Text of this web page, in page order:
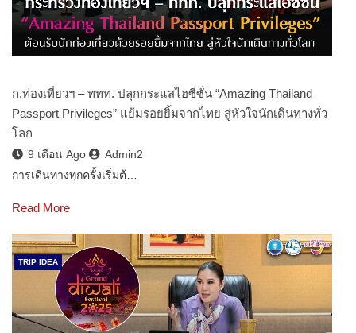
ก.ท่องเที่ยวฯ – ททท. ปลุกกระแสไฮซีซั่น “Amazing Thailand
Passport Privileges” แย้มรอยยิ้มจากไทย สู่หัวใจนักเดินทางทั่ว
โลก
9 เดือน Ago
Admin2
การเดินทางทุกครั้งเริ่มต้…
Read More
TRIP IDEA